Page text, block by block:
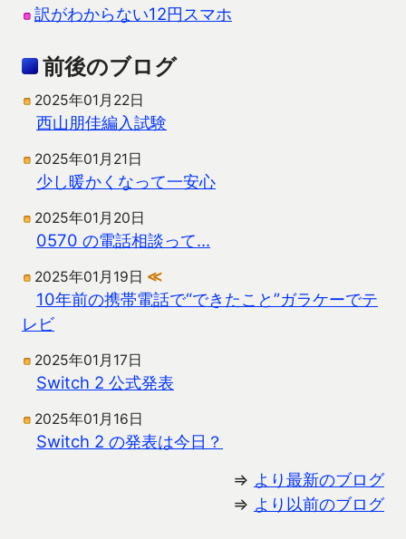
訳がわからない12円スマホ
前後のブログ
2025年01月22日
西山朋佳編入試験
2025年01月21日
少し暖かくなって一安心
2025年01月20日
0570 の電話相談って…
2025年01月19日 ≪
10年前の携帯電話で“できたこと”ガラケーでテ
レビ
2025年01月17日
Switch 2 公式発表
2025年01月16日
Switch 2 の発表は今日？
⇒ より最新のブログ
⇒ より以前のブログ